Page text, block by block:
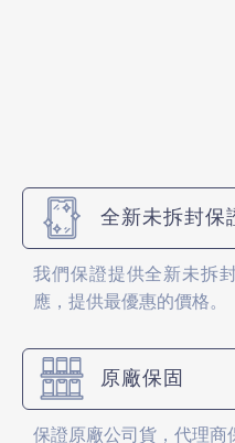
全新未拆封保
我們保證提供全新未拆
應，提供最優惠的價格。
原廠保固
保證原廠公司貨，代理商